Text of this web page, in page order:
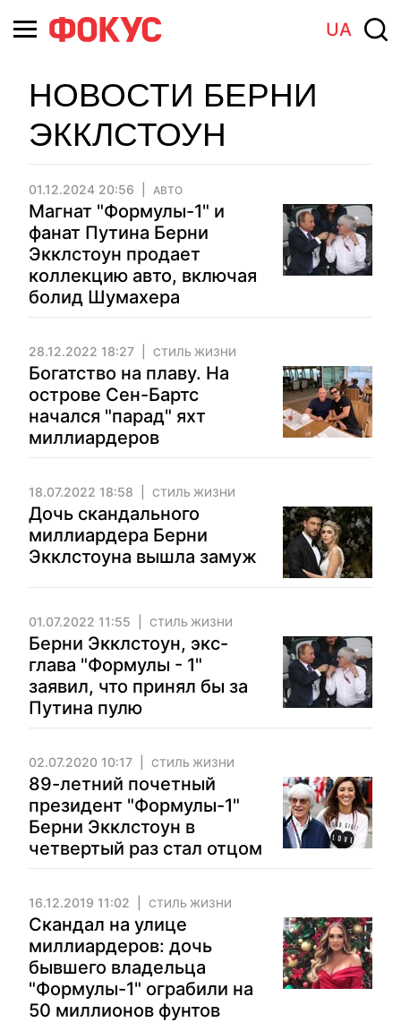
UA
НОВОСТИ БЕРНИ
ЭККЛСТОУН
01.12.2024 20:56 АВТО
Магнат "Формулы-1" и
фанат Путина Берни
Экклстоун продает
коллекцию авто, включая
болид Шумахера
28.12.2022 18:27 СТИЛЬ ЖИЗНИ
Богатство на плаву. На
острове Сен-Бартс
начался "парад" яхт
миллиардеров
18.07.2022 18:58 СТИЛЬ ЖИЗНИ
Дочь скандального
миллиардера Берни
Экклстоуна вышла замуж
01.07.2022 11:55 СТИЛЬ ЖИЗНИ
Берни Экклстоун, экс-
глава "Формулы - 1"
заявил, что принял бы за
Путина пулю
02.07.2020 10:17 СТИЛЬ ЖИЗНИ
89-летний почетный
президент "Формулы-1"
Берни Экклстоун в
четвертый раз стал отцом
16.12.2019 11:02 СТИЛЬ ЖИЗНИ
Скандал на улице
миллиардеров: дочь
бывшего владельца
"Формулы-1" ограбили на
50 миллионов фунтов